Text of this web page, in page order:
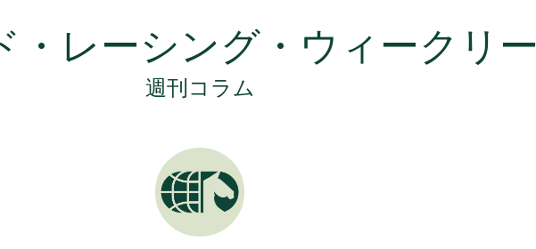
・レーシング・ウィークリー
週刊コラム